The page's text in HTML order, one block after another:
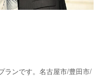
ランです。名古屋市/豊田市/